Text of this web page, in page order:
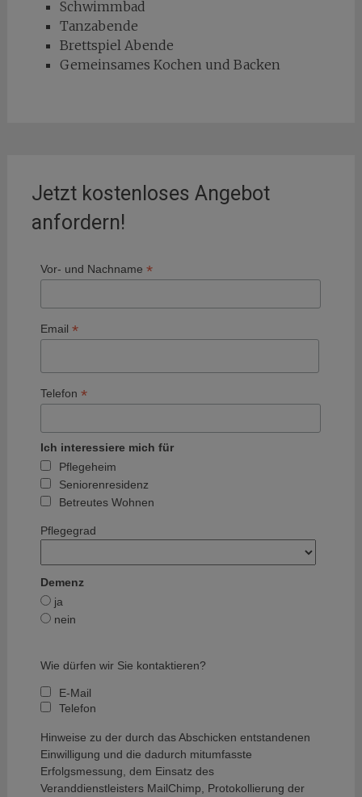
Schwimmbad
Tanzabende
Brettspiel Abende
Gemeinsames Kochen und Backen
Jetzt kostenloses Angebot
anfordern!
Vor- und Nachname*
Email*
Telefon*
Ich interessiere mich für
Pflegeheim
Seniorenresidenz
Betreutes Wohnen
Pflegegrad
Demenz
ja
nein
Wie dürfen wir Sie kontaktieren?
E-Mail
Telefon
Hinweise zu der durch das Abschicken entstandenen
Einwilligung und die dadurch mitumfasste
Erfolgsmessung, dem Einsatz des
Veranddienstleisters MailChimp, Protokollierung der